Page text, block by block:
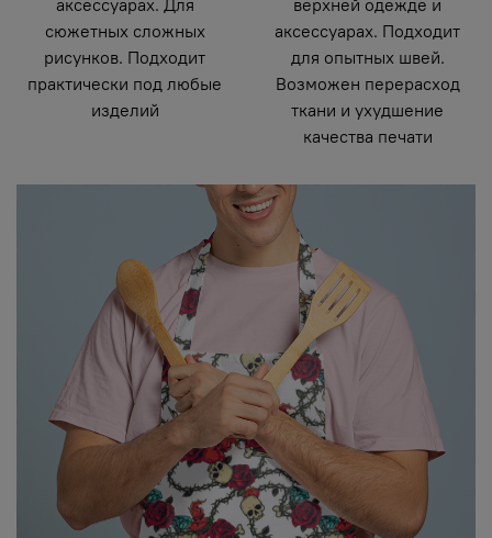
аксессуарах. Для
сюжетных сложных
рисунков. Подходит
практически под любые
изделий
верхней одежде и
аксессуарах. Подходит
для опытных швей.
Возможен перерасход
ткани и ухудшение
качества печати